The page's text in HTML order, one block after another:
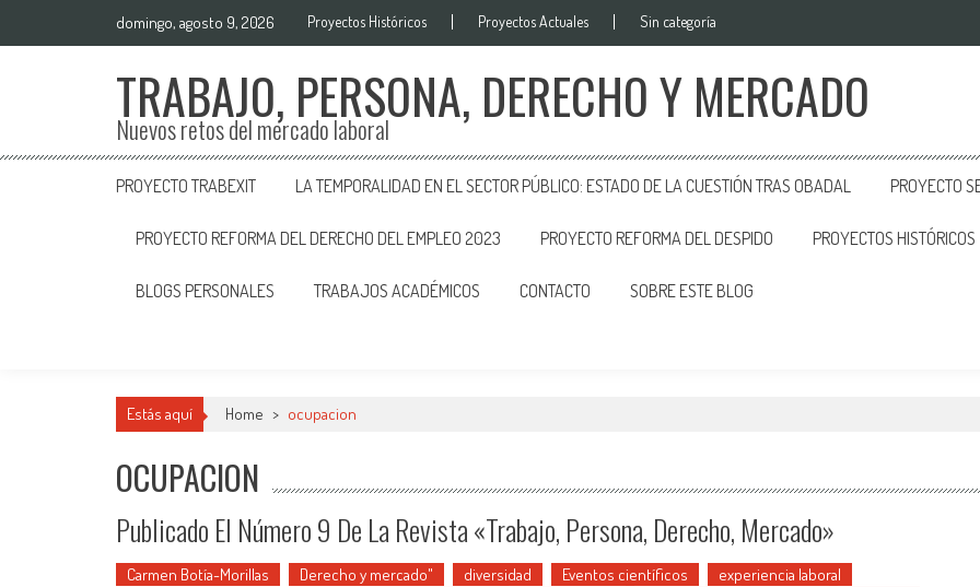
domingo, agosto 9, 2026 Proyectos Históricos Proyectos Actuales Sin categoría
TRABAJO, PERSONA, DERECHO Y MERCADO
Nuevos retos del mercado laboral
PROYECTO TRABEXIT LA TEMPORALIDAD EN EL SECTOR PÚBLICO: ESTADO DE LA CUESTIÓN TRAS OBADAL PROYECTO
PROYECTO REFORMA DEL DERECHO DEL EMPLEO 2023 PROYECTO REFORMA DEL DESPIDO PROYECTOS HISTÓRICOS
BLOGS PERSONALES TRABAJOS ACADÉMICOS CONTACTO SOBRE ESTE BLOG
Estás aquí Home > ocupacion
OCUPACION
Publicado El Número 9 De La Revista «Trabajo, Persona, Derecho, Mercado»
Carmen Botía-Morillas Derecho y mercado" diversidad Eventos científicos
experiencia laboral